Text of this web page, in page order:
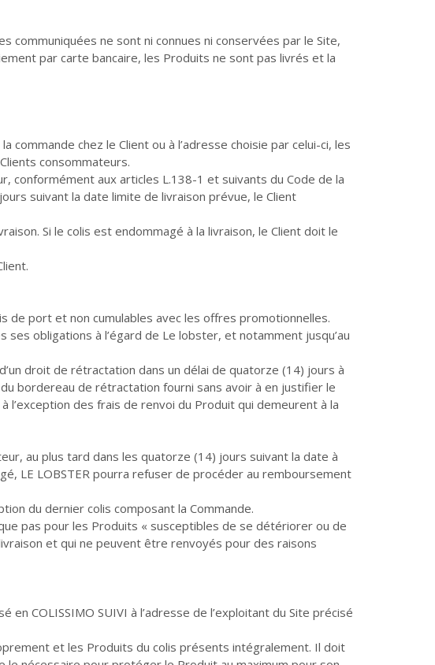
communiquées ne sont ni connues ni conservées par le Site,
par carte bancaire, les Produits ne sont pas livrés et la
commande chez le Client ou à l’adresse choisie par celui-ci, les
consommateurs.
conformément aux articles L.138-1 et suivants du Code de la
suivant la date limite de livraison prévue, le Client
Si le colis est endommagé à la livraison, le Client doit le
de port et non cumulables avec les offres promotionnelles.
obligations à l’égard de Le lobster, et notamment jusqu’au
droit de rétractation dans un délai de quatorze (14) jours à
bordereau de rétractation fourni sans avoir à en justifier le
l’exception des frais de renvoi du Produit qui demeurent à la
au plus tard dans les quatorze (14) jours suivant la date à
LE LOBSTER pourra refuser de procéder au remboursement
du dernier colis composant la Commande.
pas pour les Produits « susceptibles de se détériorer ou de
et qui ne peuvent être renvoyés pour des raisons
COLISSIMO SUIVI à l’adresse de l’exploitant du Site précisé
et les Produits du colis présents intégralement. Il doit